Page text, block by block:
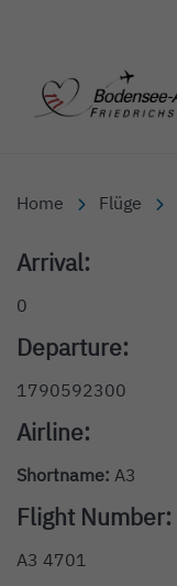
Home Flüge
Arrival:
0
Departure:
1790592300
Airline:
Shortname: A3
Flight Number:
A3 4701